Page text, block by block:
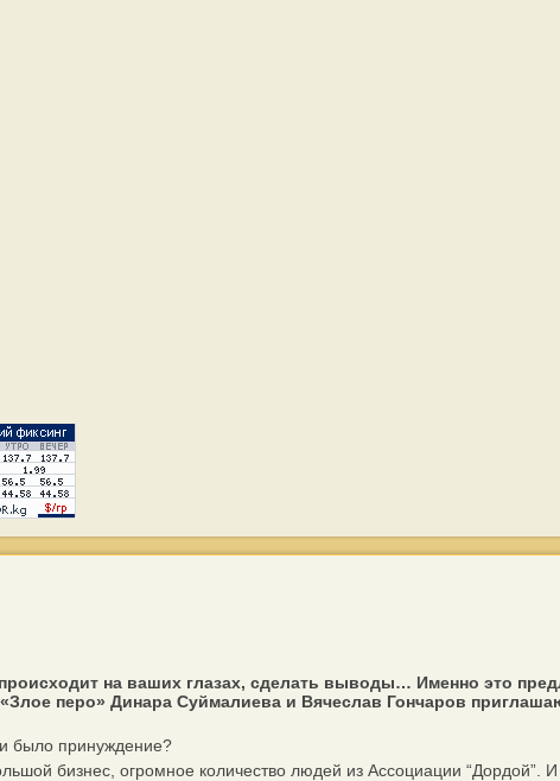
на ваших глазах, сделать выводы… Именно это
перо» Динара Суймалиева и Вячеслав Гончаров
было принуждение?
бизнес, огромное количество людей из Ассоциации “Дордой”. И